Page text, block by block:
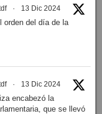
· 13 Dic 2024
orden del día de la
· 13 Dic 2024
encabezó la
que se llevó